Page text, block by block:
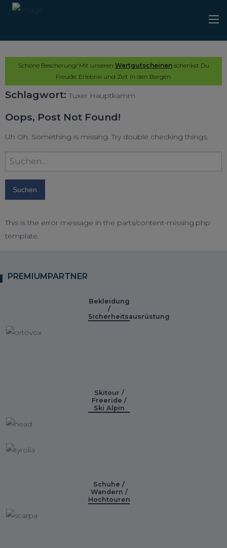
Schöne Bescherung! Mit unseren Wertgutscheinenschenkst Du
Freude, Erlebnis und Zeit in den Bergen.
Schlagwort:Tuxer Hauptkamm
Oops, Post Not Found!
Uh Oh. Something is missing. Try double checking things.
Suchbegriff
eingeben:
This is the error message in the parts/content-missing.php
template.
PREMIUMPARTNER
Bekleidung
/
Sicherheitsausrüstung
Skitour /
Freeride /
Ski Alpin
Schuhe /
Wandern /
Hochtouren